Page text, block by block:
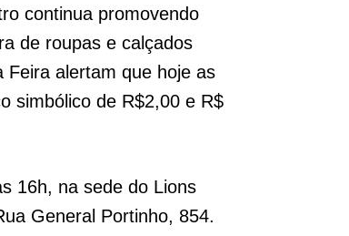
continua promovendo
de roupas e calçados
Feira alertam que hoje as
simbólico de R$2,00 e R$
16h, na sede do Lions
General Portinho, 854.